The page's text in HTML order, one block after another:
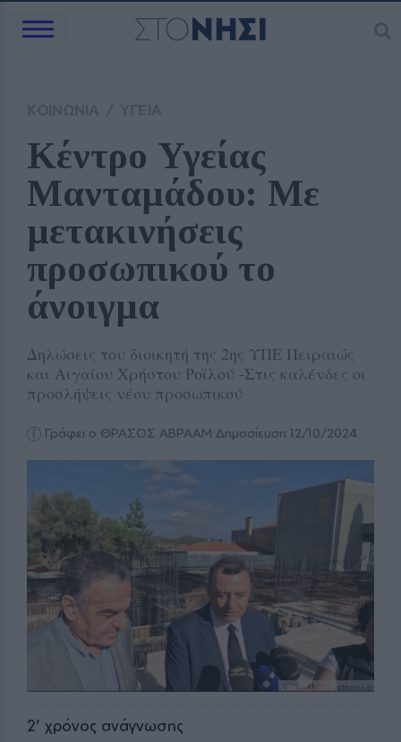
Κέντρο Υγείας
Μανταμάδου: Με
μετακινήσεις
προσωπικού το
άνοιγμα
Δηλώσεις του διοικητή της 2ης ΥΠΕ Πειραιώς
και Αιγαίου Χρήστου Ροϊλού -Στις καλένδες οι
προσλήψεις νέου προσωπικού
Γράφει ο ΘΡΑΣΟΣ ΑΒΡΑΑΜ Δημοσίευση 12/10/2024
2' χρόνος ανάγνωσης